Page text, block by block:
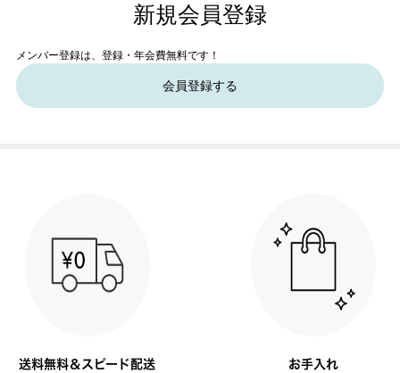
新規会員登録
メンバー登録は、登録・年会費無料です！
会員登録する
送料無料＆スピード配送 お手入れ